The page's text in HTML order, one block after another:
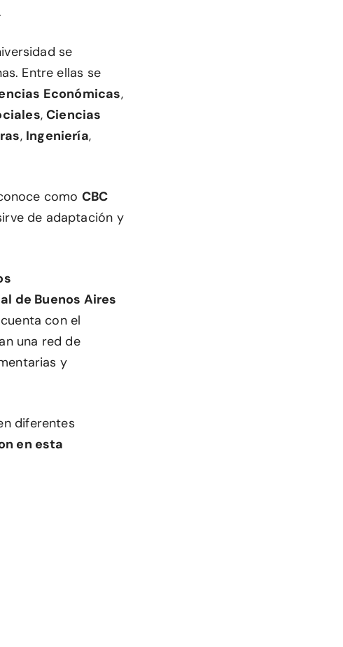
se
Entre ellas se
Económicas,
,Ciencias
, Ingeniería,
como CBC
de adaptación y
de Buenos Aires
con el
una red de
y
diferentes
en esta